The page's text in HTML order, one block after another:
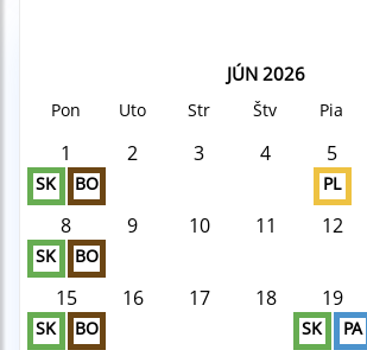
JÚN 2026
Pon Uto Str Štv Pia
1
SK BO
2 3 4 5
PL
8
SK BO
9 10 11 12
15
SK BO
16 17 18 19
SK PA